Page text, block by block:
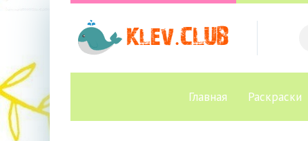
Главная Раскраски